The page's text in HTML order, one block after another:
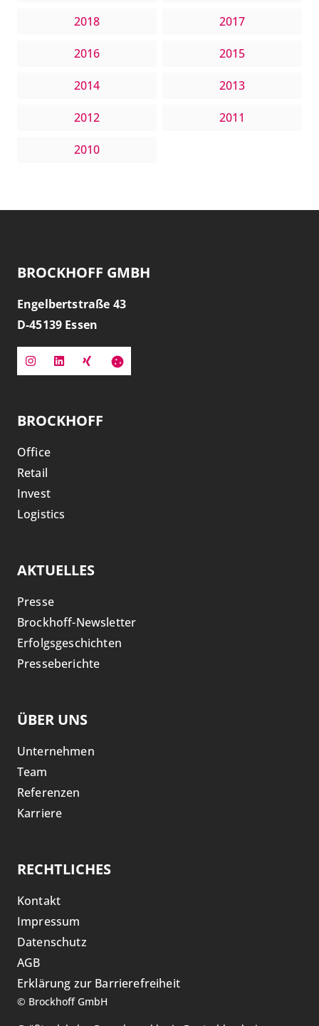
2018 2017
2016 2015
2014 2013
2012 2011
2010
BROCKHOFF GMBH
Engelbertstraße 43
D-45139 Essen
BROCKHOFF
Office
Retail
Invest
Logistics
AKTUELLES
Presse
Brockhoff-Newsletter
Erfolgsgeschichten
Presseberichte
ÜBER UNS
Unternehmen
Team
Referenzen
Karriere
RECHTLICHES
Kontakt
Impressum
Datenschutz
AGB
Erklärung zur Barrierefreiheit
© Brockhoff GmbH